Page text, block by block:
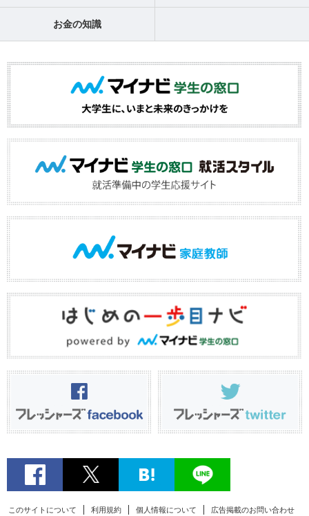
お金の知識
このサイトについて 利用規約 個人情報について 広告掲載のお問い合わせ